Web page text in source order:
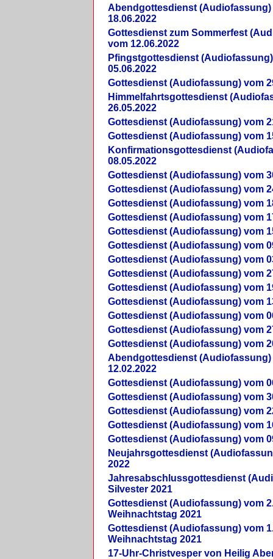
Abendgottesdienst (Audiofassung)
18.06.2022
Gottesdienst zum Sommerfest
vom 12.06.2022
Pfingstgottesdienst
05.06.2022
Gottesdienst (Audiofassung) vom
Himmelfahrtsgottesdienst
26.05.2022
Gottesdienst (Audiofassung) vom
Gottesdienst (Audiofassung) vom
Konfirmationsgottesdienst
08.05.2022
Gottesdienst (Audiofassung) vom
Gottesdienst (Audiofassung) vom
Gottesdienst (Audiofassung) vom
Gottesdienst (Audiofassung) vom
Gottesdienst (Audiofassung) vom
Gottesdienst (Audiofassung) vom
Gottesdienst (Audiofassung) vom
Gottesdienst (Audiofassung) vom
Gottesdienst (Audiofassung) vom
Gottesdienst (Audiofassung) vom
Gottesdienst (Audiofassung) vom
Gottesdienst (Audiofassung) vom
Gottesdienst (Audiofassung) vom
Abendgottesdienst (Audiofassung)
12.02.2022
Gottesdienst (Audiofassung) vom
Gottesdienst (Audiofassung) vom
Gottesdienst (Audiofassung) vom
Gottesdienst (Audiofassung) vom
Gottesdienst (Audiofassung) vom
Neujahrsgottesdienst
2022
Jahresabschlussgottesdienst
Silvester 2021
Gottesdienst (Audiofassung) vom
Weihnachtstag 2021
Gottesdienst (Audiofassung) vom
Weihnachtstag 2021
17-Uhr-Christvesper von Heilig